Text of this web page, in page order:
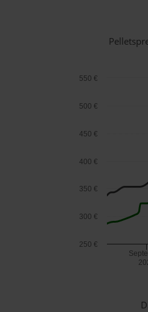
250 €
300 €
350 €
400 €
450 €
500 €
550 €